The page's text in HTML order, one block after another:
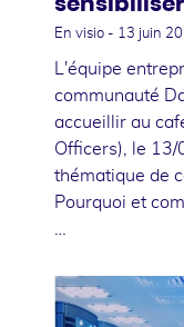
En visio - 13 juin
L'équipe
communauté
accueillir au
Officers), le 13/
thématique de
Pourquoi et